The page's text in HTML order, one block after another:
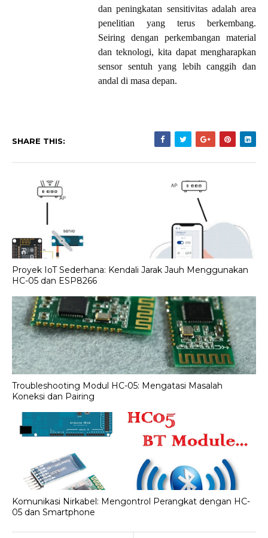
dan peningkatan sensitivitas adalah area
penelitian yang terus berkembang.
Seiring dengan perkembangan material
dan teknologi, kita dapat mengharapkan
sensor sentuh yang lebih canggih dan
andal di masa depan.
SHARE THIS:
Proyek IoT Sederhana: Kendali Jarak Jauh Menggunakan
HC-05 dan ESP8266
Troubleshooting Modul HC-05: Mengatasi Masalah
Koneksi dan Pairing
Komunikasi Nirkabel: Mengontrol Perangkat dengan HC-
05 dan Smartphone